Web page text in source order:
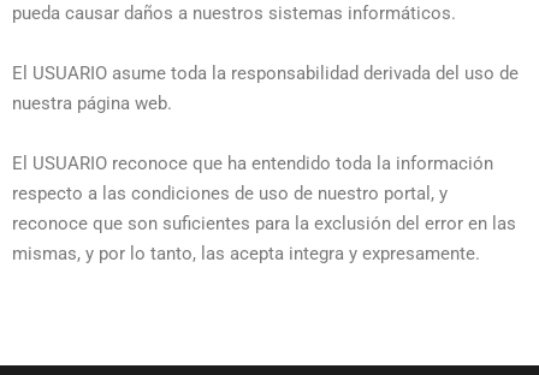
pueda causar daños a nuestros sistemas informáticos.
El USUARIO asume toda la responsabilidad derivada del uso de
nuestra página web.
El USUARIO reconoce que ha entendido toda la información
respecto a las condiciones de uso de nuestro portal, y
reconoce que son suficientes para la exclusión del error en las
mismas, y por lo tanto, las acepta integra y expresamente.